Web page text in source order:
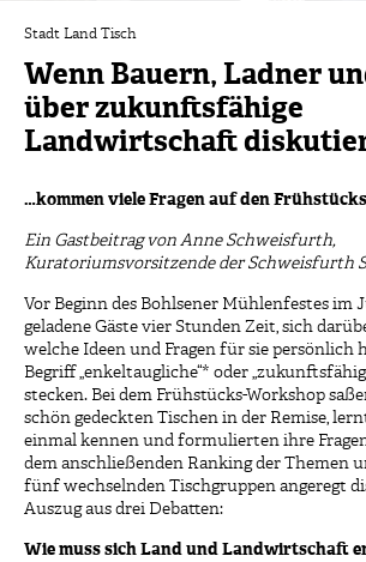
Stadt Land Tisch
Wenn Bauern, Ladner
über zukunftsfähige
Landwirtschaft
…kommen viele Fragen auf den
Ein Gastbeitrag von Anne Schweisfurth,
Kuratoriumsvorsitzende der Schweisfurth
Vor Beginn des Bohlsener Mühlenfestes im
geladene Gäste vier Stunden Zeit, sich
welche Ideen und Fragen für sie persönlich
Begriff „enkeltaugliche“* oder
stecken. Bei dem Frühstücks-Workshop
schön gedeckten Tischen in der Remise,
einmal kennen und formulierten ihre
dem anschließenden Ranking der Themen
fünf wechselnden Tischgruppen angeregt
Auszug aus drei Debatten:
Wie muss sich Land und Landwirtschaft